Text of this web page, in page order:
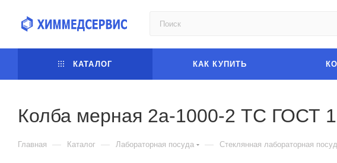
КАТАЛОГ КАК КУПИТЬ
Колба мерная 2а-1000-2 ТС ГОСТ
Главная — Каталог — Лабораторная посуда — Стеклянная лабораторная